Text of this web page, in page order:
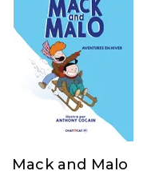
Mack and Malo